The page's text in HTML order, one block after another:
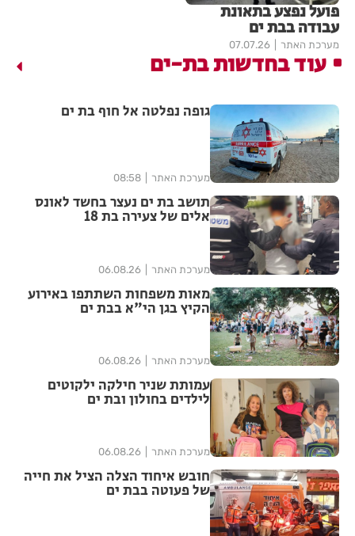
פועל נפצע בתאונת
עבודה בבת ים
מערכת האתר 07.07.26
עוד בחדשות בת-ים
גופה נפלטה אל חוף בת ים
מערכת האתר 08:58
תושב בת ים נעצר בחשד לאונס
אלים של צעירה בת 18
מערכת האתר 06.08.26
מאות משפחות השתתפו באירוע
הקיץ בגן הי"א בבת ים
מערכת האתר 06.08.26
עמותת שניר חילקה ילקוטים
לילדים בחולון ובת ים
מערכת האתר 06.08.26
חובש איחוד הצלה הציל את חייה
של פעוטה בבת ים